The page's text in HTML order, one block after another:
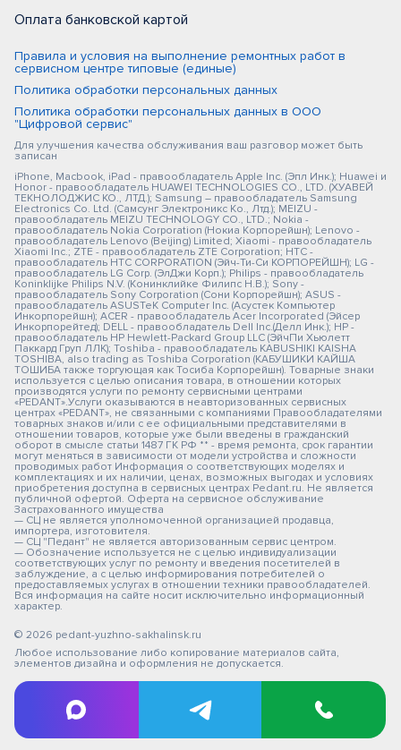
Оплата банковской картой
Правила и условия на выполнение ремонтных работ в
сервисном центре типовые (единые)
Политика обработки персональных данных
Политика обработки персональных данных в ООО
"Цифровой сервис"
Для улучшения качества обслуживания ваш разговор может быть
записан
iPhone, Macbook, iPad - правообладатель Apple Inc. (Эпл Инк.); Huawei и
Honor - правообладатель HUAWEI TECHNOLOGIES CO., LTD. (ХУАВЕЙ
ТЕКНОЛОДЖИС КО., ЛТД.); Samsung – правообладатель Samsung
Electronics Co. Ltd. (Самсунг Электроникс Ко., Лтд.); MEIZU -
правообладатель MEIZU TECHNOLOGY CO., LTD.; Nokia -
правообладатель Nokia Corporation (Нокиа Корпорейшн); Lenovo -
правообладатель Lenovo (Beijing) Limited; Xiaomi - правообладатель
Xiaomi Inc.; ZTE - правообладатель ZTE Corporation; HTC -
правообладатель HTC CORPORATION (Эйч-Ти-Си КОРПОРЕЙШН); LG -
правообладатель LG Corp. (ЭлДжи Корп.); Philips - правообладатель
Koninklijke Philips N.V. (Конинклийке Филипс Н.В.); Sony -
правообладатель Sony Corporation (Сони Корпорейшн); ASUS -
правообладатель ASUSTeK Computer Inc. (Асустек Компьютер
Инкорпорейшн); ACER - правообладатель Acer Incorporated (Эйсер
Инкорпорейтед); DELL - правообладатель Dell Inc.(Делл Инк.); HP -
правообладатель HP Hewlett-Packard Group LLC (ЭйчПи Хьюлетт
Паккард Груп ЛЛК); Toshiba - правообладатель KABUSHIKI KAISHA
TOSHIBA, also trading as Toshiba Corporation (КАБУШИКИ КАЙША
ТОШИБА также торгующая как Тосиба Корпорейшн). Товарные знаки
используется с целью описания товара, в отношении которых
производятся услуги по ремонту сервисными центрами
«PEDANT».Услуги оказываются в неавторизованных сервисных
центрах «PEDANT», не связанными с компаниями Правообладателями
товарных знаков и/или с ее официальными представителями в
отношении товаров, которые уже были введены в гражданский
оборот в смысле статьи 1487 ГК РФ ** - время ремонта, срок гарантии
могут меняться в зависимости от модели устройства и сложности
проводимых работ Информация о соответствующих моделях и
комплектациях и их наличии, ценах, возможных выгодах и условиях
приобретения доступна в сервисных центрах Pedant.ru. Не является
публичной офертой. Оферта на сервисное обслуживание
Застрахованного имущества
— СЦ не является уполномоченной организацией продавца,
импортера, изготовителя.
— СЦ "Педант" не является авторизованным сервис центром.
— Обозначение используется не с целью индивидуализации
соответствующих услуг по ремонту и введения посетителей в
заблуждение, а с целью информирования потребителей о
предоставляемых услугах в отношении техники правообладателей.
Вся информация на сайте носит исключительно информационный
характер.
© 2026 pedant-yuzhno-sakhalinsk.ru
Любое использование либо копирование материалов сайта,
элементов дизайна и оформления не допускается.